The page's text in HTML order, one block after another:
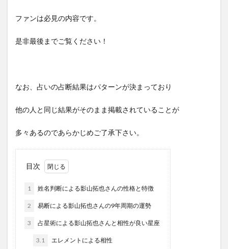
ファンは必見の内容です。
是非最後までご覧ください！
なお、占いの占断結果はパターンが決まっており
他の人と同じ結果がそのまま掲載されていることが
多々あるのであらかじめご了承下さい。
目次
1 姓名判断による影山拓也さんの性格と特徴
2 易断による影山拓也さんの9年周期の運勢
3 占星術による影山拓也さんと相性が良い星座
3.1 エレメントによる相性